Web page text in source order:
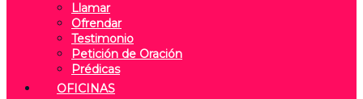
Llamar
Ofrendar
Testimonio
Petición de Oración
Prédicas
OFICINAS